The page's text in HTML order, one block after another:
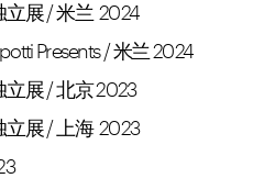
展 / 米兰  2024
Presents / 米兰 2024
展 / 北京 2023
展 / 上海  2023